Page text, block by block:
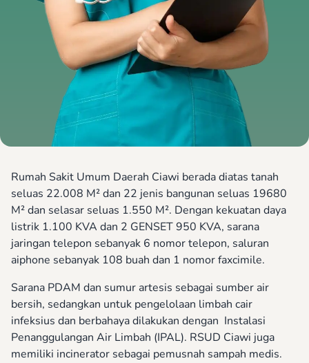
Rumah Sakit Umum Daerah Ciawi berada diatas tanah
seluas 22.008 M² dan 22 jenis bangunan seluas 19680
M² dan selasar seluas 1.550 M². Dengan kekuatan daya
listrik 1.100 KVA dan 2 GENSET 950 KVA, sarana
jaringan telepon sebanyak 6 nomor telepon, saluran
aiphone sebanyak 108 buah dan 1 nomor faxcimile.
Sarana PDAM dan sumur artesis sebagai sumber air
bersih, sedangkan untuk pengelolaan limbah cair
infeksius dan berbahaya dilakukan dengan Instalasi
Penanggulangan Air Limbah (IPAL). RSUD Ciawi juga
memiliki incinerator sebagai pemusnah sampah medis.